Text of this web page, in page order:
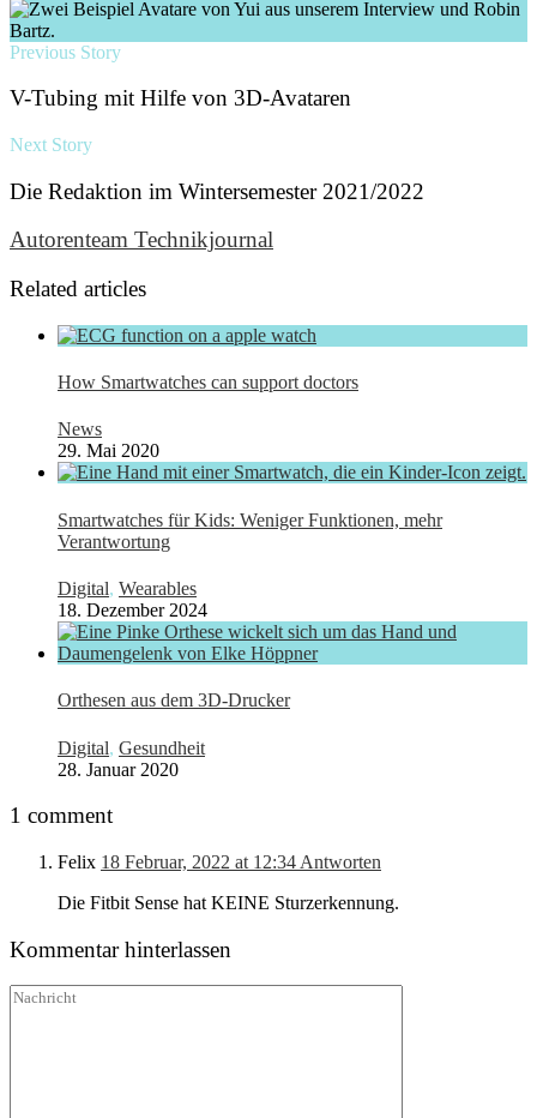
Previous Story
V-Tubing mit Hilfe von 3D-Avataren
Next Story
Die Redaktion im Wintersemester 2021/2022
Autorenteam Technikjournal
Related articles
How Smartwatches can support doctors
News
29. Mai 2020
Smartwatches für Kids: Weniger Funktionen, mehr
Verantwortung
Digital, Wearables
18. Dezember 2024
Orthesen aus dem 3D-Drucker
Digital, Gesundheit
28. Januar 2020
1 comment
Felix 18 Februar, 2022 at 12:34 Antworten
Die Fitbit Sense hat KEINE Sturzerkennung.
Kommentar hinterlassen